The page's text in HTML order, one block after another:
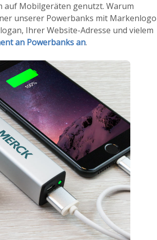
auf Mobilgeräten genutzt. Warum
unserer Powerbanks mit Markenlogo
Ihrer Website-Adresse und vielem
an Powerbanks an.